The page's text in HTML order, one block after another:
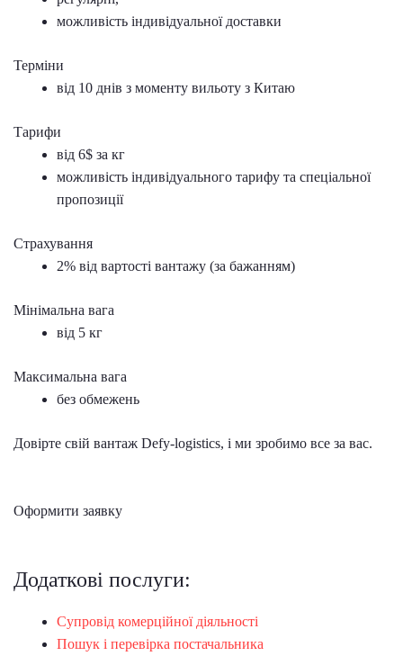
можливість індивідуальної доставки
Терміни
від 10 днів з моменту вильоту з Китаю
Тарифи
від 6$ за кг
можливість індивідуального тарифу та спеціальної
пропозиції
Страхування
2% від вартості вантажу (за бажанням)
Мінімальна вага
від 5 кг
Максимальна вага
без обмежень
Довірте свій вантаж Defy-logistics, і ми зробимо все за вас.
Оформити заявку
Додаткові послуги:
Супровід комерційної діяльності
Пошук і перевірка постачальника